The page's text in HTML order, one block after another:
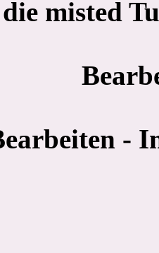
misted
-